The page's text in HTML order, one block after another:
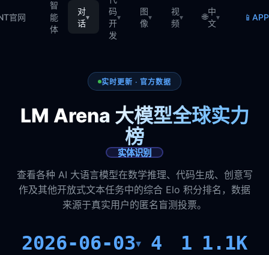
官网
智
能
体
对
话
▾
码
开
发
▾
图
像
▾
视
频
▾ 🌐
中
文
▾ 📱
实时更新 · 官方数据
LM Arena 大模型全球实力
榜
实体识别
查看各种 AI 大语言模型在数学推理、代码生成、创意写
作及其他开放式文本任务中的综合 Elo 积分排名，数据
来源于真实用户的匿名盲测投票。
2026-06-03▾ 4 1 1.1K